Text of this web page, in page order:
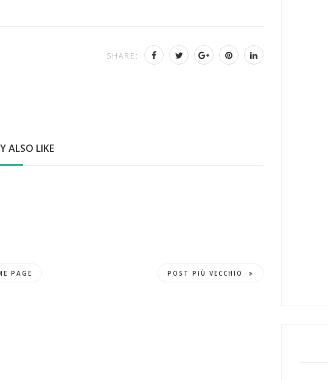
SHARE:
ALSO LIKE
PAGE POST PIÙ VECCHIO